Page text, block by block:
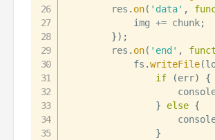
        res
. on( 'data' ,
            img
+= chunk;
}) ;
        res
. on( 'end' ,
            fs
.writeFile(
if
(err)
{
}
else {
}